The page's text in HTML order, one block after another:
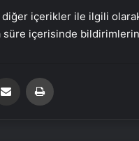
diğer içerikler ile ilgili
içerisinde
Email'den paylaş